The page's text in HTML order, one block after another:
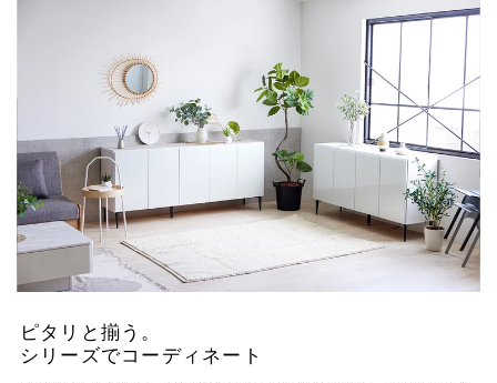
ピタリと揃う。
シリーズでコーディネート